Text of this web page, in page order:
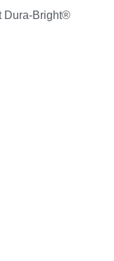
Dura-Bright®